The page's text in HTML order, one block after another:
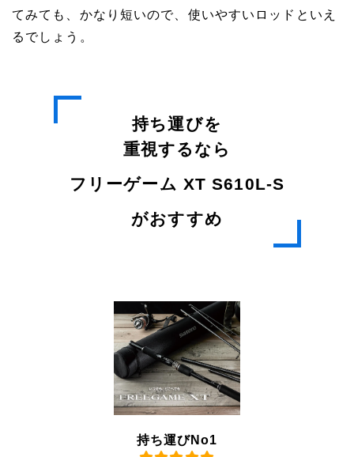
てみても、かなり短いので、使いやすいロッドといえ
るでしょう。
持ち運びを
重視するなら
フリーゲーム XT S610L-S
がおすすめ
持ち運びNo1